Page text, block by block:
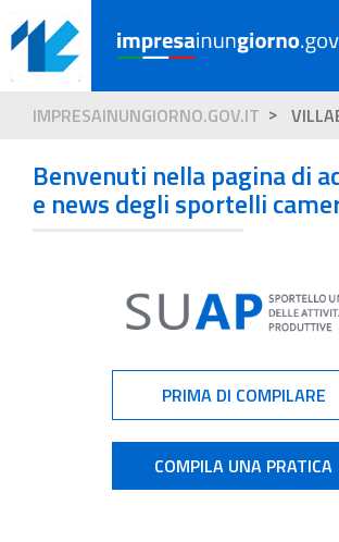
IMPRESAINUNGIORNO.GOV.IT
Benvenuti nella pagina di
e news degli sportelli
PRIMA DI COMPILARE
COMPILA UNA PRATICA